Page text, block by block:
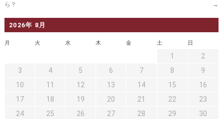
ご紹介いただく場合
トピックス一覧
ら？
→
2026年 8月
月 火 水 木 金 土 日
1
2
3
4 5 6 7 8
9
10
11 12 13 14 15
16
17
18 19 20 21 22
23
24
25 26 27 28 29
30